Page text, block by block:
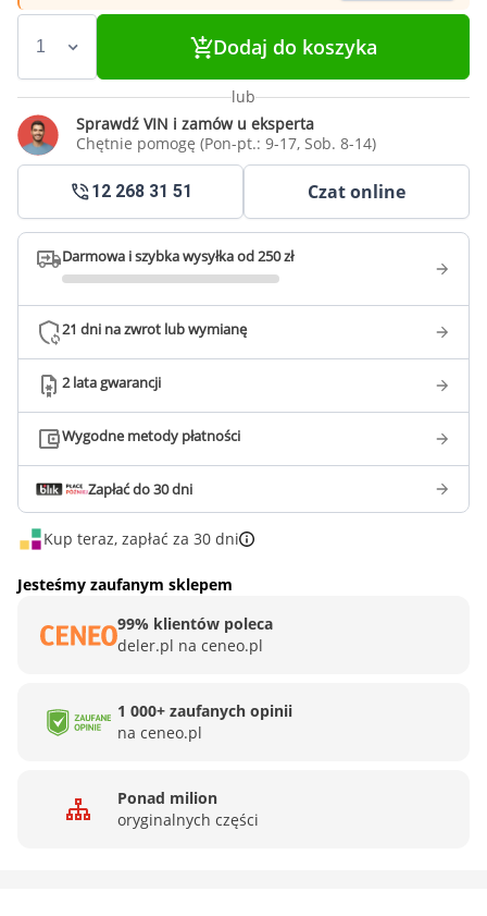
Dodaj do koszyka
lub
Sprawdź VIN i zamów u eksperta
Chętnie pomogę (Pon-pt.: 9-17, Sob. 8-14)
12 268 31 51 Czat online
Darmowa i szybka wysyłka od 250 zł
21 dni na zwrot lub wymianę
2 lata gwarancji
Wygodne metody płatności
Zapłać do 30 dni
Kup teraz, zapłać za 30 dni
Jesteśmy zaufanym sklepem
99% klientów poleca
deler.pl na ceneo.pl
1 000+ zaufanych opinii
na ceneo.pl
Ponad milion
oryginalnych części